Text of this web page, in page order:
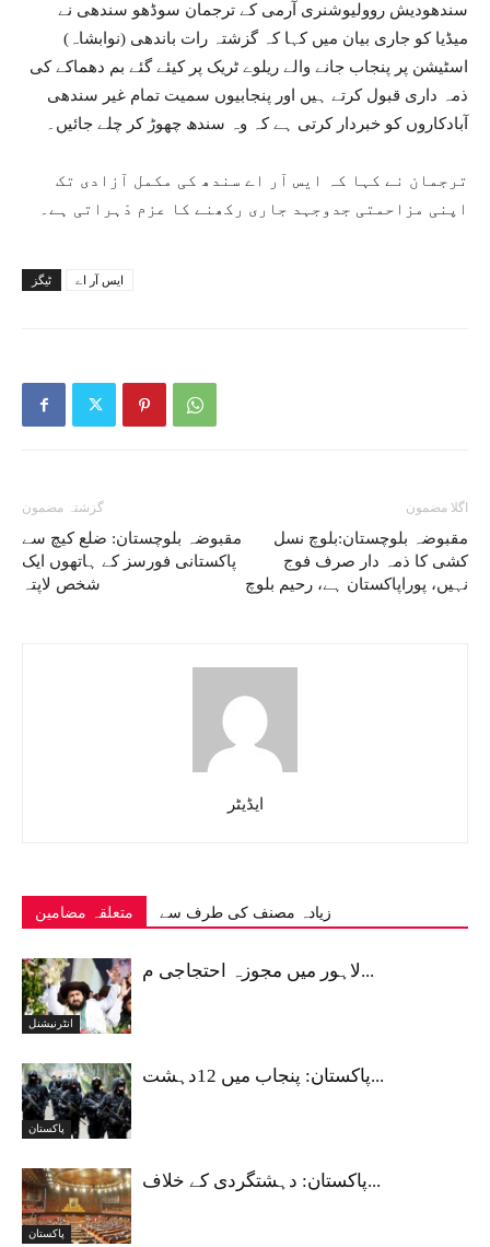
سندھودیش روولیوشنری آرمی کے ترجمان سوڈھو سندھی نے
میڈیا کو جاری بیان میں کہا کہ گزشتہ رات باندھی (نوابشاہ)
اسٹیشن پر پنجاب جانے والے ریلوے ٹریک پر کیئے گئے بم دھماکے کی
ذمہ داری قبول کرتے ہیں اور پنجابیوں سمیت تمام غیر سندھی
آبادکاروں کو خبردار کرتی ہے کہ وہ سندھ چھوڑ کر چلے جائیں۔
ترجمان نے کہا کہ ایس آر اے سندھ کی مکمل آزادی تک
اپنی مزاحمتی جدوجہد جاری رکھنے کا عزم دْہراتی ہے۔
ٹیگز ایس آر اے
گزشتہ مضمون
مقبوضہ بلوچستان: ضلع کیچ سے
پاکستانی فورسز کے ہاتھوں ایک
شخص لاپتہ
اگلا مضمون
مقبوضہ بلوچستان:بلوچ نسل
کشی کا ذمہ دار صرف فوج
نہیں، پوراپاکستان ہے، رحیم بلوچ
ایڈیٹر
متعلقہ مضامین زیادہ مصنف کی طرف سے
انٹرنیشنل
لاہور میں مجوزہ احتجاجی م...
پاکستان
پاکستان: پنجاب میں 12دہشت...
پاکستان
پاکستان: دہشتگردی کے خلاف...